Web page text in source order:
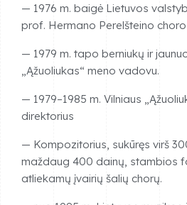
— 1976 m. baigė Lietuvos
prof. Hermano Perelšteino
— 1979 m. tapo berniukų ir
„Ąžuoliukas“ meno vadovu.
— 1979–1985 m. Vilniaus
direktorius
— Kompozitorius, sukūręs virš
maždaug 400 dainų, stambios
atliekamų įvairių šalių chorų.